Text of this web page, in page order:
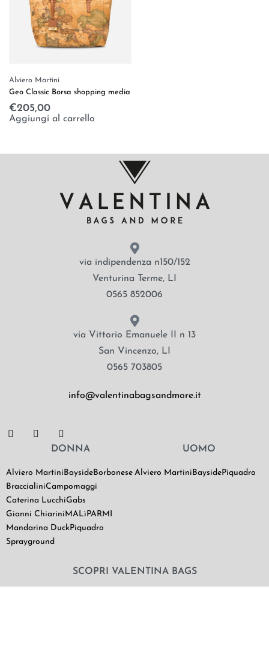
Alviero Martini
Geo Classic Borsa shopping media
€205,00
Aggiungi al carrello
via indipendenza n150/152
Venturina Terme, LI
0565 852006
via Vittorio Emanuele II n 13
San Vincenzo, LI
0565 703805
info@valentinabagsandmore.it
DONNA
Alviero MartiniBaysideBorbonese
BraccialiniCampomaggi
Caterina LucchiGabs
Gianni ChiariniMALìPARMI
Mandarina DuckPiquadro
Sprayground
UOMO
Alviero MartiniBaysidePiquadro
SCOPRI VALENTINA BAGS